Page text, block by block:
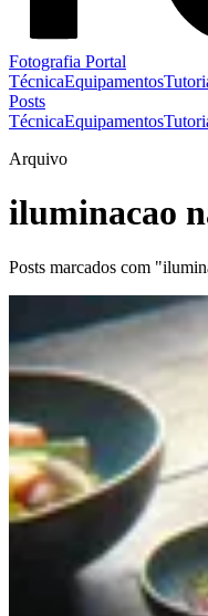
Fotografia Portal
TécnicaEquipamentos
Posts
TécnicaEquipamentos
Arquivo
iluminacao
Posts marcados com